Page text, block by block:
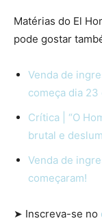
Matérias do El
pode gostar
Venda de
começa dia 23
Crítica | “O
brutal e
Venda de
começaram!
➤ Inscreva-se no